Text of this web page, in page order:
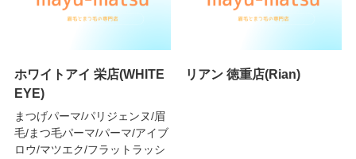
ホワイトアイ 栄店(WHITE
EYE)
まつげパーマ/パリジェンヌ/眉
毛/まつ毛パーマ/パーマ/アイブ
ロウ/マツエク/フラットラッシ
リアン 徳重店(Rian)